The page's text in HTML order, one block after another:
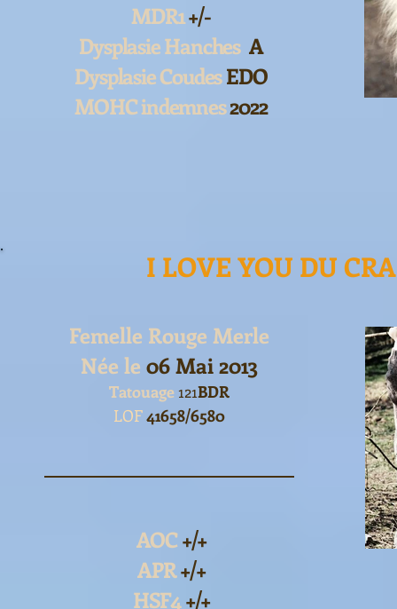
MDR1+/-
Dysplasie Hanches A
Dysplasie CoudesEDO
MOHC indemnes2022
I LOVE YOU DU
Femelle Rouge Merle
Née le06 Mai 2013
Tatouage121BDR
LOF41658/6580
AOC+/+
APR+/+
HSF4+/+